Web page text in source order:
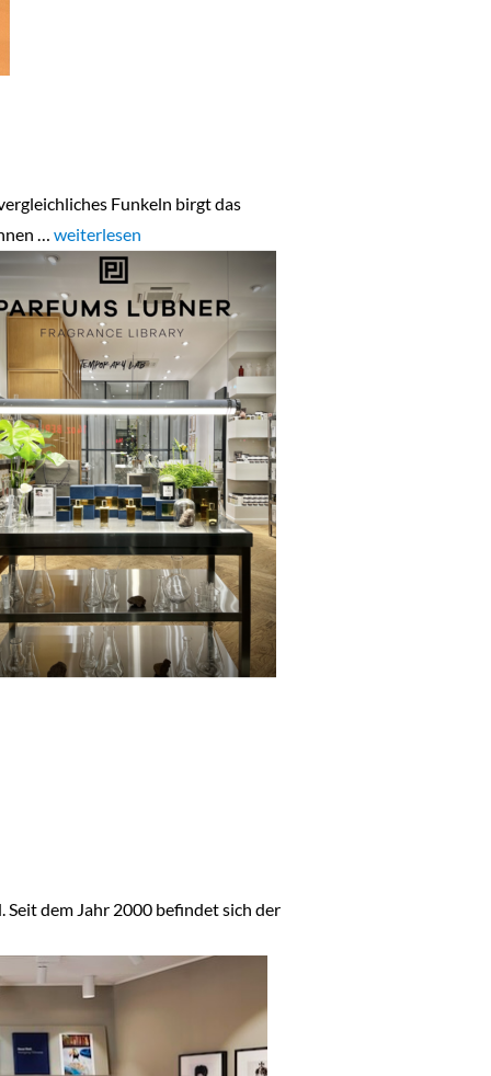
Funkeln birgt das
… „Home“
weiterlesen
dem Jahr 2000 befindet sich der